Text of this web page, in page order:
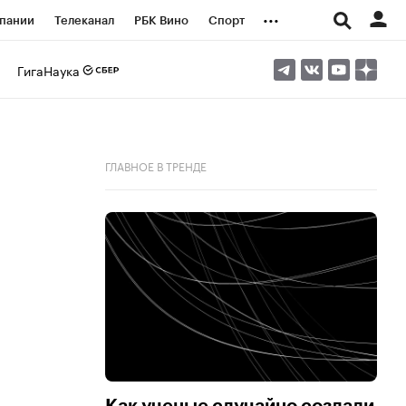
Телеканал РБК Вино Спорт ...
ГигаНаука
ГЛАВНОЕ В ТРЕНДЕ